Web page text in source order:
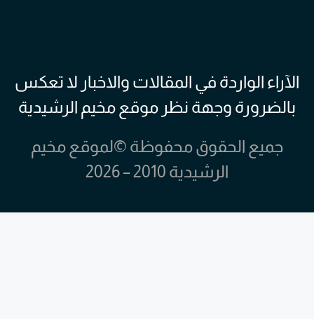
الآراء الواردة في المقالات والاخبار لا تعكس
بالضرورة وجهة نظر موقع مخيم الرشيدية
جميع الحقوق محفوظة ©لموقع مخيم
الرشيدية 2010 – 2026